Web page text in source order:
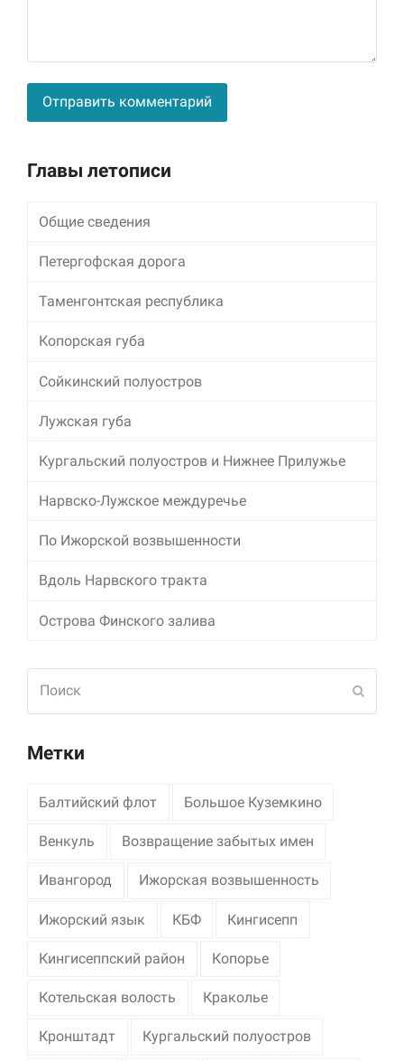
Главы летописи
Общие сведения
Петергофская дорога
Таменгонтская республика
Копорская губа
Сойкинский полуостров
Лужская губа
Кургальский полуостров и Нижнее Прилужье
Нарвско-Лужское междуречье
По Ижорской возвышенности
Вдоль Нарвского тракта
Острова Финского залива
Метки
Балтийский флот Большое Куземкино
Венкуль Возвращение забытых имен
Ивангород Ижорская возвышенность
Ижорский язык КБФ Кингисепп
Кингисеппский район Копорье
Котельская волость Краколье
Кронштадт Кургальский полуостров